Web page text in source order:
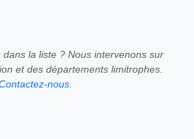
dans la liste ? Nous intervenons sur
et des départements limitrophes.
nous.